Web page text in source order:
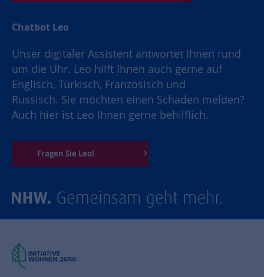
Chatbot Leo
Unser digitaler Assistent antwortet Ihnen rund
um die Uhr. Leo hilft Ihnen auch gerne auf
Englisch, Türkisch, Französisch und
Russisch. Sie möchten einen Schaden melden?
Auch hier ist Leo Ihnen gerne behilflich.
Fragen Sie Leo!